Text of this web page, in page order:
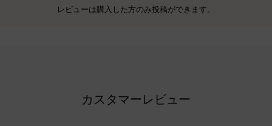
レビューは購入した方のみ投稿ができます。
カスタマーレビュー